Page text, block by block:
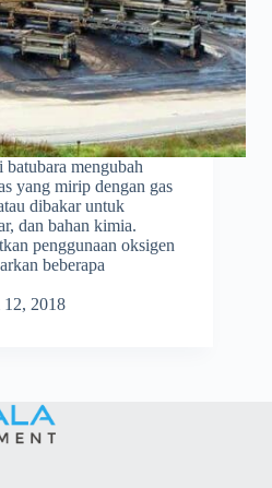
batubara mengubah
yang mirip dengan gas
dibakar untuk
dan bahan kimia.
penggunaan oksigen
beberapa
12, 2018